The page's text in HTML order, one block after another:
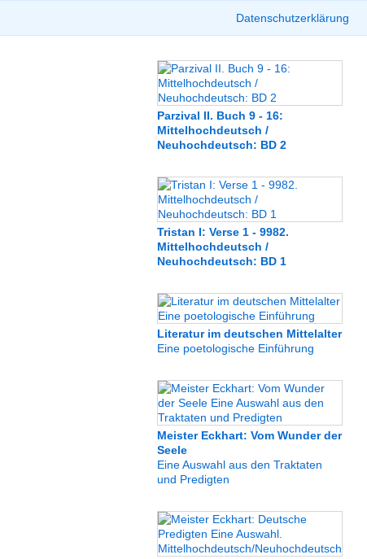
Datenschutzerklärung
Parzival II. Buch 9 - 16:
Mittelhochdeutsch /
Neuhochdeutsch: BD 2
Tristan I: Verse 1 - 9982.
Mittelhochdeutsch /
Neuhochdeutsch: BD 1
Literatur im deutschen Mittelalter
Eine poetologische Einführung
Meister Eckhart: Vom Wunder der
Seele
Eine Auswahl aus den Traktaten
und Predigten